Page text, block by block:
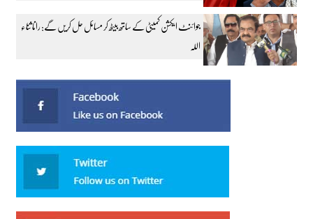
جوائنٹ ایکشن کمیٹی کے ساتھ بیٹھ کر مسائل حل کریں گے: رانا ثناء
اللہ